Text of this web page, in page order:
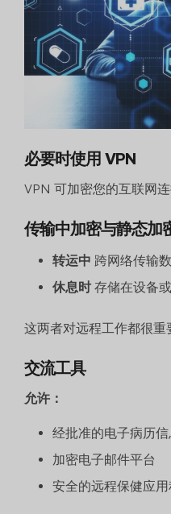
必要时使用 VPN
VPN 可加密您的互联网
传输中加密与静态加
转运中 跨网络传输
休息时 存储在设备
这两者对远程工作都很重
交流工具
允许：
经批准的电子病历
加密电子邮件平台
安全的远程保健应